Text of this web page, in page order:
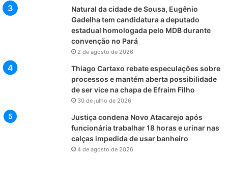
Natural da cidade de Sousa, Eugênio
Gadelha tem candidatura a deputado
estadual homologada pelo MDB durante
convenção no Pará
2 de agosto de 2026
Thiago Cartaxo rebate especulações sobre
processos e mantém aberta possibilidade
de ser vice na chapa de Efraim Filho
30 de julho de 2026
Justiça condena Novo Atacarejo após
funcionária trabalhar 18 horas e urinar nas
calças impedida de usar banheiro
4 de agosto de 2026